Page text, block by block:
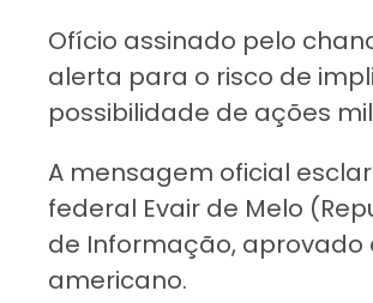
Ofício assinado pelo
alerta para o risco de
possibilidade de ações
A mensagem oficial
federal Evair de Melo
de Informação, aprovado
americano.